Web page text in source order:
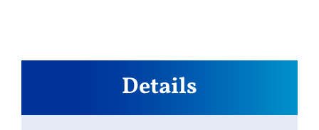
Details